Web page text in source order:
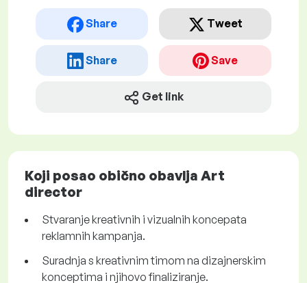
Share Tweet
Share Save
Get link
Koji posao obično obavlja Art
director
Stvaranje kreativnih i vizualnih koncepata
reklamnih kampanja.
Suradnja s kreativnim timom na dizajnerskim
konceptima i njihovo finaliziranje.